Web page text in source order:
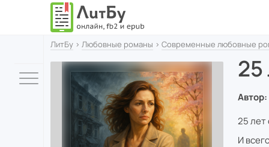
ЛитБу › Любовные романы › Современные любовные
25
Автор:
25 лет
И